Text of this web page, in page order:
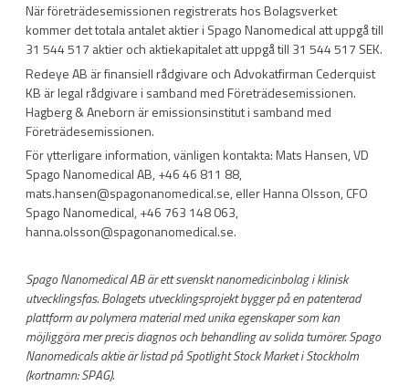
När företrädesemissionen registrerats hos Bolagsverket
kommer det totala antalet aktier i Spago Nanomedical att uppgå till
31 544 517 aktier och aktiekapitalet att uppgå till 31 544 517 SEK.
Redeye AB är finansiell rådgivare och Advokatfirman Cederquist
KB är legal rådgivare i samband med Företrädesemissionen.
Hagberg & Aneborn är emissionsinstitut i samband med
Företrädesemissionen.
För ytterligare information, vänligen kontakta: Mats Hansen, VD
Spago Nanomedical AB, +46 46 811 88,
mats.hansen@spagonanomedical.se, eller Hanna Olsson, CFO
Spago Nanomedical, +46 763 148 063,
hanna.olsson@spagonanomedical.se.
Spago Nanomedical AB är ett svenskt nanomedicinbolag i klinisk
utvecklingsfas. Bolagets utvecklingsprojekt bygger på en patenterad
plattform av polymera material med unika egenskaper som kan
möjliggöra mer precis diagnos och behandling av solida tumörer. Spago
Nanomedicals aktie är listad på Spotlight Stock Market i Stockholm
(kortnamn: SPAG).